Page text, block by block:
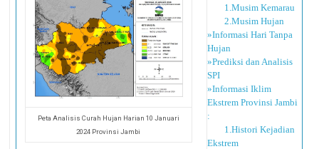
Peta Analisis Curah Hujan Harian 10 Januari
2024 Provinsi Jambi
1.Musim Kemarau
2.Musim Hujan
»Informasi Hari Tanpa
Hujan
»Prediksi dan Analisis
SPI
»Informasi Iklim
Ekstrem Provinsi Jambi
:
1.Histori Kejadian
Ekstrem